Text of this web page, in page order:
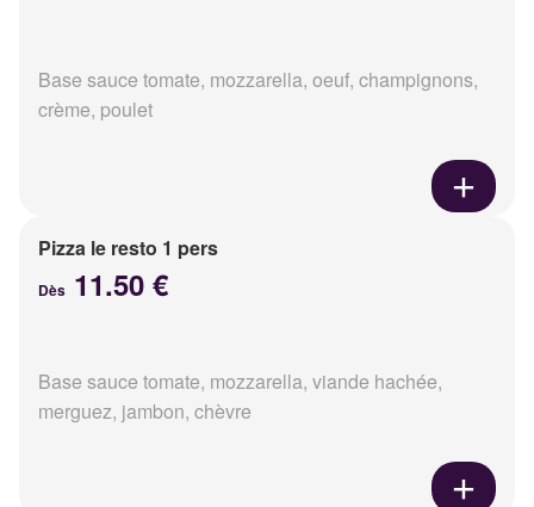
Base sauce tomate, mozzarella, oeuf, champignons,
crème, poulet
Pizza le resto 1 pers
Dès 11.50 €
Base sauce tomate, mozzarella, viande hachée,
merguez, jambon, chèvre